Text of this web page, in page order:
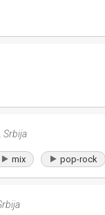
Srbija
mix pop-rock